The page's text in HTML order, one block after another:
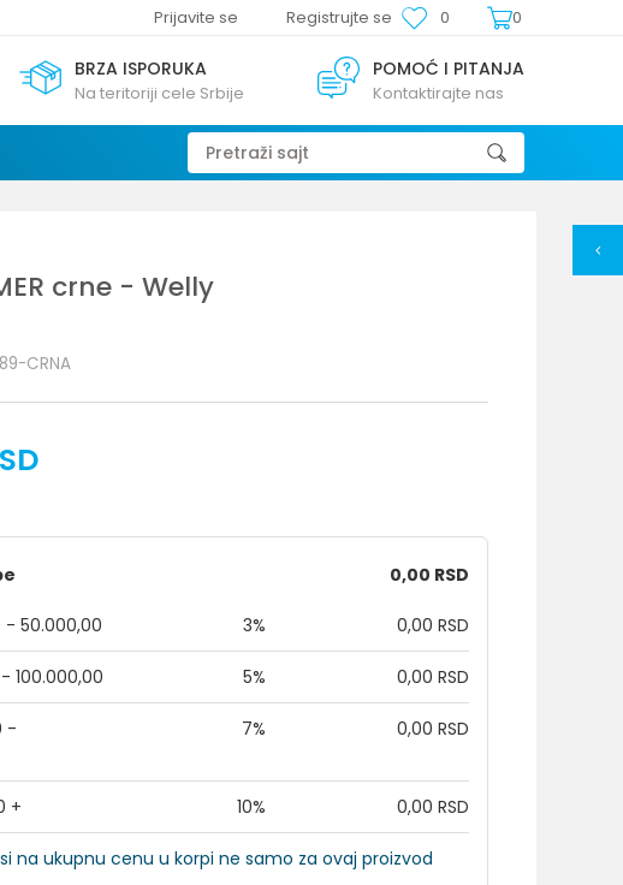
0
0
Prijavite se Registrujte se
BRZA ISPORUKA
Na teritoriji cele Srbije
POMOĆ I PITANJA
Kontaktirajte nas
Pretraži sajt
crne - Welly
CRNA
0,00 RSD
- 50.000,00 3% 0,00 RSD
100.000,00 5% 0,00 RSD
-
7% 0,00 RSD
+ 10% 0,00 RSD
na ukupnu cenu u korpi ne samo za ovaj proizvod